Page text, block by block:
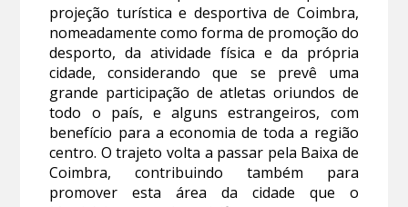
projeção turística e desportiva de Coimbra,
nomeadamente como forma de promoção do
desporto, da atividade física e da própria
cidade, considerando que se prevê uma
grande participação de atletas oriundos de
todo o país, e alguns estrangeiros, com
benefício para a economia de toda a região
centro. O trajeto volta a passar pela Baixa de
Coimbra, contribuindo também para
promover esta área da cidade que o